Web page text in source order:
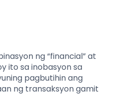
ng “financial” at
ito sa inobasyon sa
pagbutihin ang
ng transaksyon gamit